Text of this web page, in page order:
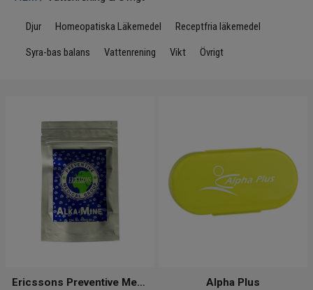
Djur Homeopatiska Läkemedel Receptfria läkemedel
Syra-bas balans Vattenrening Vikt Övrigt
Ericssons Preventive Medical Group Alpha Plus